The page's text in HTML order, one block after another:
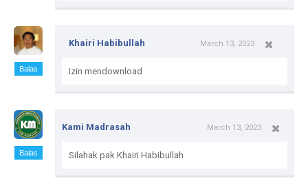
Balas
Khairi Habibullah March 13, 2023
Izin mendownload
Balas
Kami Madrasah March 13, 2023
Silahak pak Khairi Habibullah